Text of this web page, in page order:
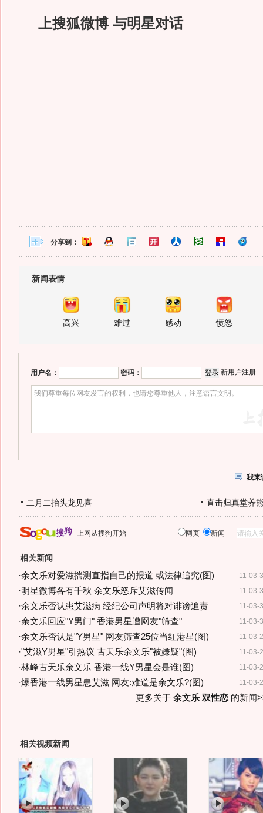
上搜狐微博 与明星对话
分享到：
新闻表情
高兴 难过 感动 愤怒
用户名： 密码： 新用户注册
我来
二月二抬头龙见喜 直击归真堂养
上网从搜狗开始 网页 新闻
相关新闻
11-03-
·余文乐对爱滋揣测直指自己的报道 或法律追究(图)
11-03-
·明星微博各有千秋 余文乐怒斥艾滋传闻
11-03-
·余文乐否认患艾滋病 经纪公司声明将对诽谤追责
11-03-
·余文乐回应"Y男门" 香港男星遭网友"筛查"
11-03-
·余文乐否认是"Y男星" 网友筛查25位当红港星(图)
11-03-
·"艾滋Y男星"引热议 古天乐余文乐"被嫌疑"(图)
11-03-
·林峰古天乐余文乐 香港一线Y男星会是谁(图)
11-03-
·爆香港一线男星患艾滋 网友:难道是余文乐?(图)
更多关于 余文乐 双性恋的新闻
相关视频新闻